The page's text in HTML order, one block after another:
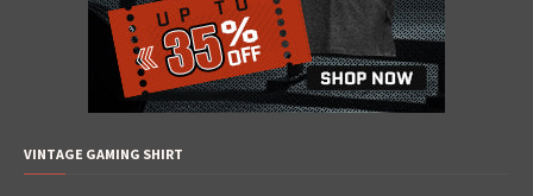
VINTAGE GAMING SHIRT